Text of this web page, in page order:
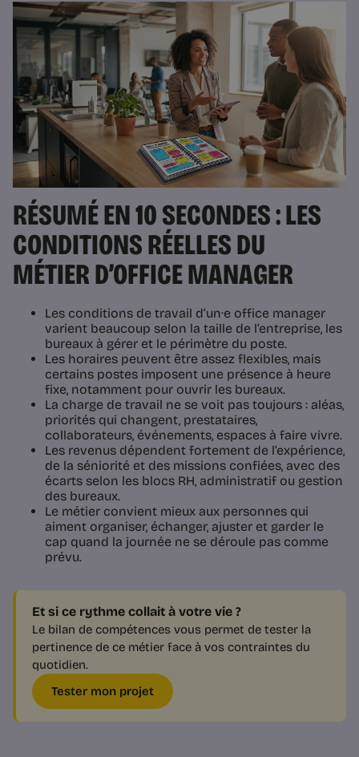
RÉSUMÉ EN 10 SECONDES : LES
CONDITIONS RÉELLES DU
MÉTIER D’OFFICE MANAGER
Les conditions de travail d’un·e office manager
varient beaucoup selon la taille de l’entreprise, les
bureaux à gérer et le périmètre du poste.
Les horaires peuvent être assez flexibles, mais
certains postes imposent une présence à heure
fixe, notamment pour ouvrir les bureaux.
La charge de travail ne se voit pas toujours : aléas,
priorités qui changent, prestataires,
collaborateurs, événements, espaces à faire vivre.
Les revenus dépendent fortement de l’expérience,
de la séniorité et des missions confiées, avec des
écarts selon les blocs RH, administratif ou gestion
des bureaux.
Le métier convient mieux aux personnes qui
aiment organiser, échanger, ajuster et garder le
cap quand la journée ne se déroule pas comme
prévu.
Et si ce rythme collait à votre vie ?
Le bilan de compétences vous permet de tester la
pertinence de ce métier face à vos contraintes du
quotidien.
Tester mon projet